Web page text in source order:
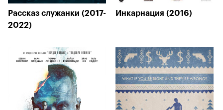
Рассказ служанки (2017-
2022)
Инкарнация (2016)